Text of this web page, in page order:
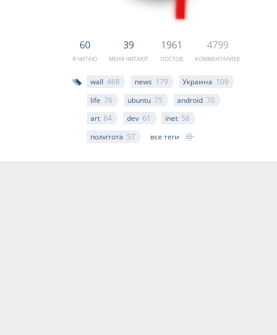
60
Я ЧИТАЮ
39
МЕНЯ ЧИТАЮТ
1961
ПОСТОВ
4799
КОММЕНТАРИЕВ
wall 468 news 179 Украина 109
life 76 ubuntu 75 android 70
art 64 dev 61 inet 58
политота 57 все теги